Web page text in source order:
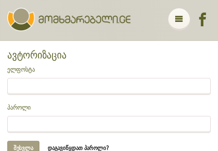
ავტორიზაცია
ელფოსტა
პაროლი
ᲓᲐᲒᲐᲕᲘᲬᲧᲓᲐᲗ ᲞᲐᲠᲝᲚᲘ?